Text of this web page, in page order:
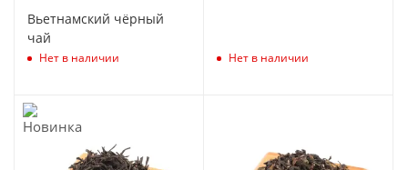
Вьетнамский чёрный
чай
Нет в наличии Нет в наличии